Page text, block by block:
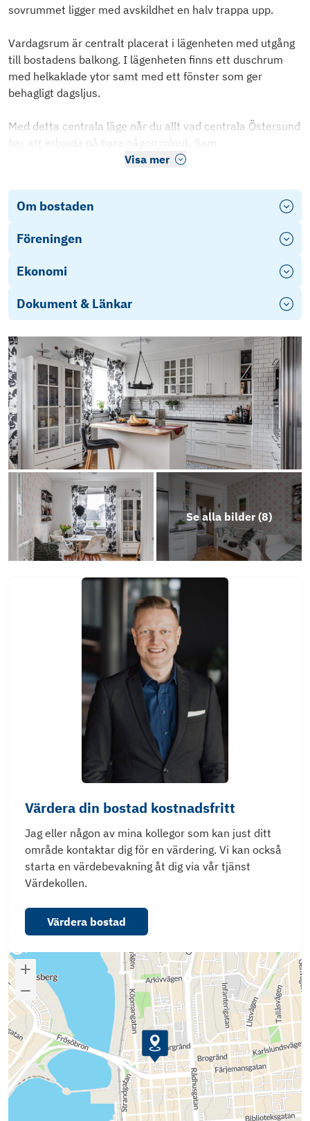
sovrummet ligger med avskildhet en halv trappa upp.
Vardagsrum är centralt placerat i lägenheten med utgång
till bostadens balkong. I lägenheten finns ett duschrum
med helkaklade ytor samt med ett fönster som ger
behagligt dagsljus.
Med detta centrala läge når du allt vad centrala Östersund
har att erbjuda på bara någon minut. Sam
Visa mer
Om bostaden
Föreningen
Ekonomi
Dokument & Länkar
Se alla bilder (8)
Värdera din bostad kostnadsfritt
Jag eller någon av mina kollegor som kan just ditt
område kontaktar dig för en värdering. Vi kan också
starta en värdebevakning åt dig via vår tjänst
Värdekollen.
Värdera bostad